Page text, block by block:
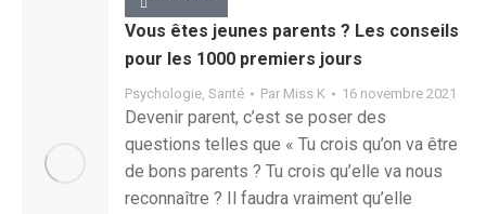
Vous êtes jeunes parents ? Les conseils
pour les 1000 premiers jours
Psychologie, Santé Par Miss K 16 novembre 2021
Devenir parent, c’est se poser des
questions telles que « Tu crois qu’on va être
de bons parents ? Tu crois qu’elle va nous
reconnaître ? Il faudra vraiment qu’elle